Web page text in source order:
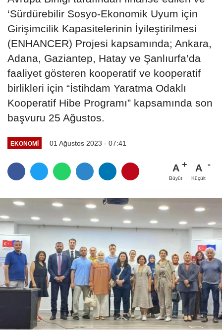
‘Sürdürebilir Sosyo-Ekonomik Uyum için
Girişimcilik Kapasitelerinin İyileştirilmesi
(ENHANCER) Projesi kapsamında; Ankara,
Adana, Gaziantep, Hatay ve Şanlıurfa’da
faaliyet gösteren kooperatif ve kooperatif
birlikleri için “İstihdam Yaratma Odaklı
Kooperatif Hibe Programı” kapsamında son
başvuru 25 Ağustos.
EKONOMI 01 Ağustos 2023 - 07:41
A
Büyüt
A
Küçült